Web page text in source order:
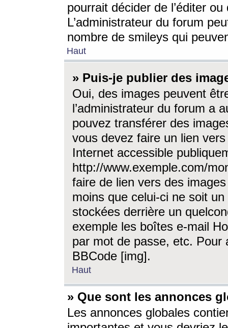
pourrait décider de l’éditer
L’administrateur du forum
nombre de smileys qui
Haut
» Puis-je publier des
Oui, des images peuvent
l’administrateur du forum a
pouvez transférer des
vous devez faire un lien
Internet accessible
http://www.exemple.com/
faire de lien vers des
moins que celui-ci ne soit
stockées derrière un
exemple les boîtes e-mail
par mot de passe, etc. Pour
BBCode [img].
Haut
» Que sont les annonces
Les annonces globales